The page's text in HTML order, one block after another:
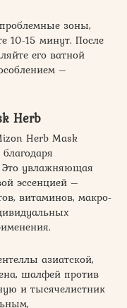
зоны,
10-15 минут. После
его ватной
–
Herb
Herb Mask
Это увлажняющая
эссенцией –
витаминов, макро-
азиатской,
шалфей против
и тысячелистник